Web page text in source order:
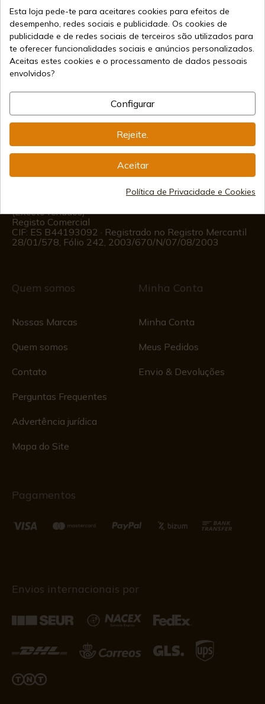
info@aceros-de-hispania.com
(Exceto feriados)
Registo Comercial
CIF: ES B44193092 · Registrado no Registro Mercantil
28/01/578, Fólio 242, 2003/670/N/07/08/2003
Quem somos
Nossas Marcas
Quem somos
Contato
Perguntas Frequentes
Advertência jurídica
Mapa do Site
Minha Conta
Minha Conta
Meus Pedidos
Envio & Devoluções
Pagamentos
Envios internacionais por
Esta loja pede-te para aceitares cookies para efeitos de
desempenho, redes sociais e publicidade. Os cookies de
publicidade e de redes sociais de terceiros são utilizados para
te oferecer funcionalidades sociais e anúncios personalizados.
Aceitas estes cookies e o processamento de dados pessoais
envolvidos?
Configurar
Rejeite.
Aceitar
Política de Privacidade e Cookies